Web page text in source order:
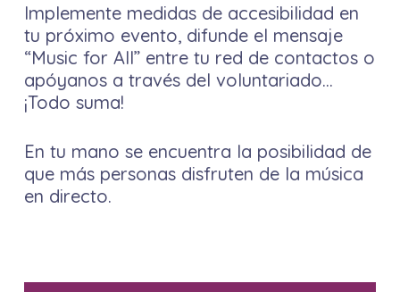
Implemente medidas de accesibilidad en
tu próximo evento, difunde el mensaje
“Music for All” entre tu red de contactos o
apóyanos a través del voluntariado…
¡Todo suma!
En tu mano se encuentra la posibilidad de
que más personas disfruten de la música
en directo.